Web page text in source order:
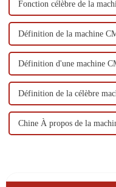
Fonction célèbre de la
Définition de la machine
Définition d'une machine
Définition de la célèbre
Chine À propos de la